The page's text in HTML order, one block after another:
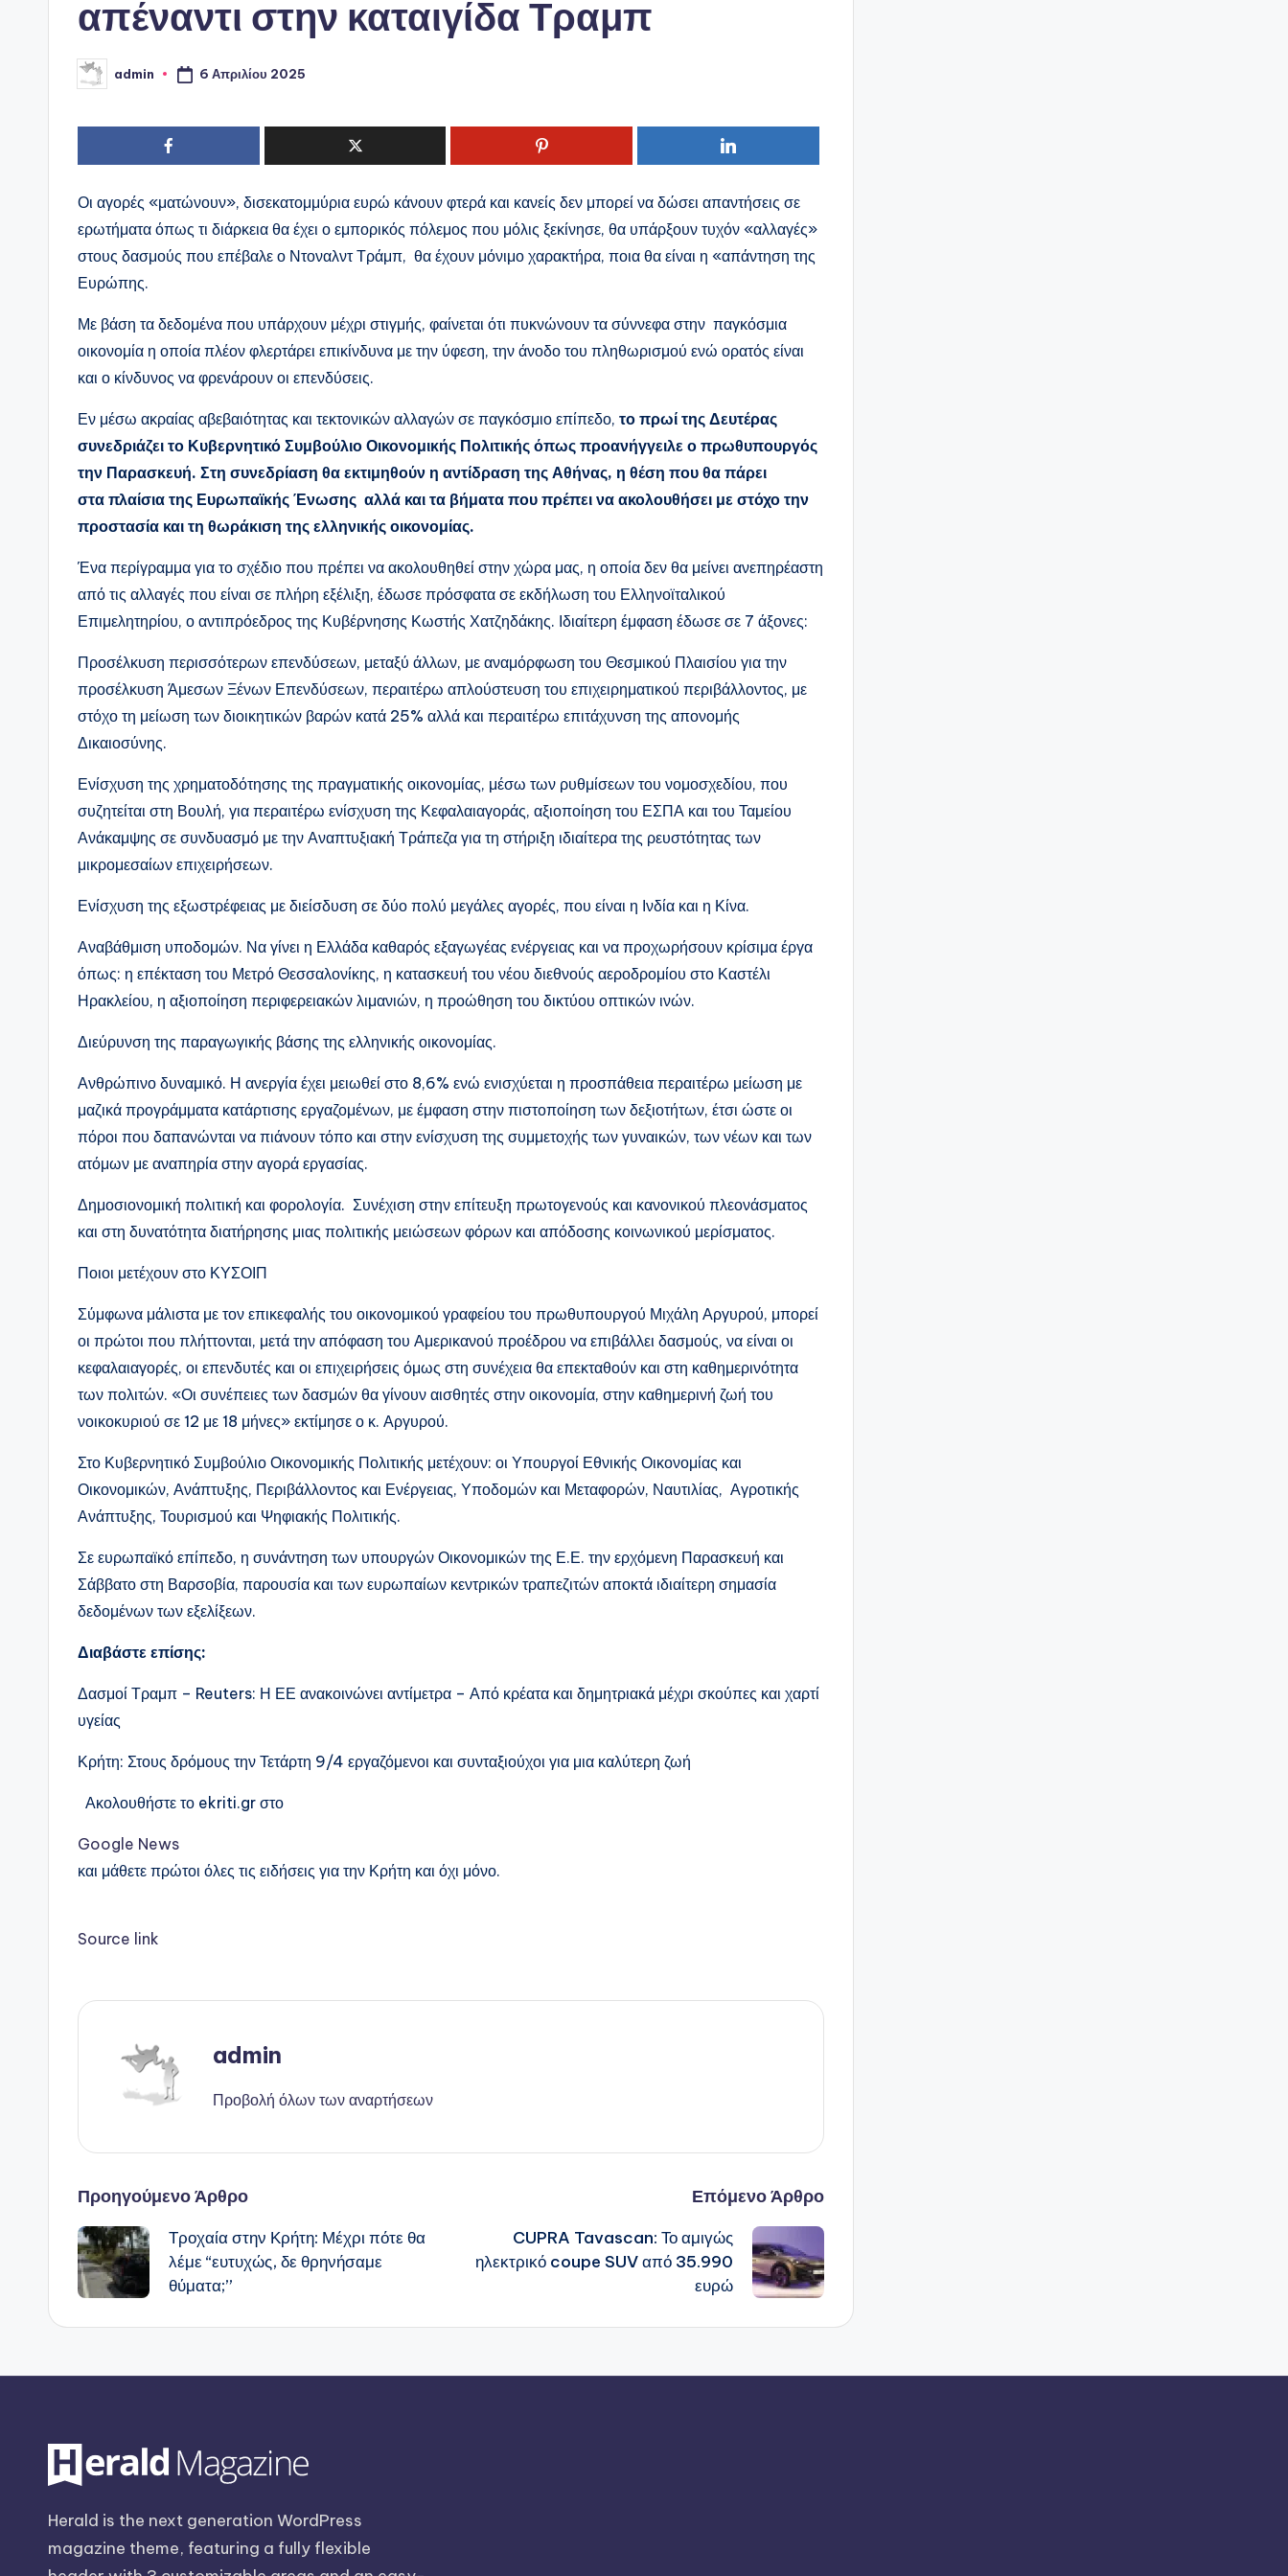
απέναντι στην καταιγίδα Τραμπ
Συγγραφέας:
admin 6 Απριλίου 2025
Οι αγορές «ματώνουν», δισεκατομμύρια ευρώ κάνουν φτερά και κανείς δεν μπορεί να δώσει απαντήσεις σε
ερωτήματα όπως τι διάρκεια θα έχει ο εμπορικός πόλεμος που μόλις ξεκίνησε, θα υπάρξουν τυχόν «αλλαγές»
στους δασμούς που επέβαλε ο Ντοναλντ Τράμπ, θα έχουν μόνιμο χαρακτήρα, ποια θα είναι η «απάντηση της
Ευρώπης.
Με βάση τα δεδομένα που υπάρχουν μέχρι στιγμής, φαίνεται ότι πυκνώνουν τα σύννεφα στην παγκόσμια
οικονομία η οποία πλέον φλερτάρει επικίνδυνα με την ύφεση, την άνοδο του πληθωρισμού ενώ ορατός είναι
και ο κίνδυνος να φρενάρουν οι επενδύσεις.
Εν μέσω ακραίας αβεβαιότητας και τεκτονικών αλλαγών σε παγκόσμιο επίπεδο, το πρωί της Δευτέρας
συνεδριάζει το Κυβερνητικό Συμβούλιο Οικονομικής Πολιτικής όπως προανήγγειλε ο πρωθυπουργός
την Παρασκευή. Στη συνεδρίαση θα εκτιμηθούν η αντίδραση της Αθήνας, η θέση που θα πάρει
στα πλαίσια της Ευρωπαϊκής Ένωσης αλλά και τα βήματα που πρέπει να ακολουθήσει με στόχο την
προστασία και τη θωράκιση της ελληνικής οικονομίας.
Ένα περίγραμμα για το σχέδιο που πρέπει να ακολουθηθεί στην χώρα μας, η οποία δεν θα μείνει ανεπηρέαστη
από τις αλλαγές που είναι σε πλήρη εξέλιξη, έδωσε πρόσφατα σε εκδήλωση του Ελληνοϊταλικού
Επιμελητηρίου, ο αντιπρόεδρος της Κυβέρνησης Κωστής Χατζηδάκης. Ιδιαίτερη έμφαση έδωσε σε 7 άξονες:
Προσέλκυση περισσότερων επενδύσεων, μεταξύ άλλων, με αναμόρφωση του Θεσμικού Πλαισίου για την
προσέλκυση Άμεσων Ξένων Επενδύσεων, περαιτέρω απλούστευση του επιχειρηματικού περιβάλλοντος, με
στόχο τη μείωση των διοικητικών βαρών κατά 25% αλλά και περαιτέρω επιτάχυνση της απονομής
Δικαιοσύνης.
Ενίσχυση της χρηματοδότησης της πραγματικής οικονομίας, μέσω των ρυθμίσεων του νομοσχεδίου, που
συζητείται στη Βουλή, για περαιτέρω ενίσχυση της Κεφαλαιαγοράς, αξιοποίηση του ΕΣΠΑ και του Ταμείου
Ανάκαμψης σε συνδυασμό με την Αναπτυξιακή Τράπεζα για τη στήριξη ιδιαίτερα της ρευστότητας των
μικρομεσαίων επιχειρήσεων.
Ενίσχυση της εξωστρέφειας με διείσδυση σε δύο πολύ μεγάλες αγορές, που είναι η Ινδία και η Κίνα.
Αναβάθμιση υποδομών. Να γίνει η Ελλάδα καθαρός εξαγωγέας ενέργειας και να προχωρήσουν κρίσιμα έργα
όπως: η επέκταση του Μετρό Θεσσαλονίκης, η κατασκευή του νέου διεθνούς αεροδρομίου στο Καστέλι
Ηρακλείου, η αξιοποίηση περιφερειακών λιμανιών, η προώθηση του δικτύου οπτικών ινών.
Διεύρυνση της παραγωγικής βάσης της ελληνικής οικονομίας.
Ανθρώπινο δυναμικό. Η ανεργία έχει μειωθεί στο 8,6% ενώ ενισχύεται η προσπάθεια περαιτέρω μείωση με
μαζικά προγράμματα κατάρτισης εργαζομένων, με έμφαση στην πιστοποίηση των δεξιοτήτων, έτσι ώστε οι
πόροι που δαπανώνται να πιάνουν τόπο και στην ενίσχυση της συμμετοχής των γυναικών, των νέων και των
ατόμων με αναπηρία στην αγορά εργασίας.
Δημοσιονομική πολιτική και φορολογία. Συνέχιση στην επίτευξη πρωτογενούς και κανονικού πλεονάσματος
και στη δυνατότητα διατήρησης μιας πολιτικής μειώσεων φόρων και απόδοσης κοινωνικού μερίσματος.
Ποιοι μετέχουν στο ΚΥΣΟΙΠ
Σύμφωνα μάλιστα με τον επικεφαλής του οικονομικού γραφείου του πρωθυπουργού Μιχάλη Αργυρού, μπορεί
οι πρώτοι που πλήττονται, μετά την απόφαση του Αμερικανού προέδρου να επιβάλλει δασμούς, να είναι οι
κεφαλαιαγορές, οι επενδυτές και οι επιχειρήσεις όμως στη συνέχεια θα επεκταθούν και στη καθημερινότητα
των πολιτών. «Οι συνέπειες των δασμών θα γίνουν αισθητές στην οικονομία, στην καθημερινή ζωή του
νοικοκυριού σε 12 με 18 μήνες» εκτίμησε ο κ. Αργυρού.
Στο Κυβερνητικό Συμβούλιο Οικονομικής Πολιτικής μετέχουν: οι Υπουργοί Εθνικής Οικονομίας και
Οικονομικών, Ανάπτυξης, Περιβάλλοντος και Ενέργειας, Υποδομών και Μεταφορών, Ναυτιλίας, Αγροτικής
Ανάπτυξης, Τουρισμού και Ψηφιακής Πολιτικής.
Σε ευρωπαϊκό επίπεδο, η συνάντηση των υπουργών Οικονομικών της Ε.Ε. την ερχόμενη Παρασκευή και
Σάββατο στη Βαρσοβία, παρουσία και των ευρωπαίων κεντρικών τραπεζιτών αποκτά ιδιαίτερη σημασία
δεδομένων των εξελίξεων.
Διαβάστε επίσης:
Δασμοί Τραμπ – Reuters: Η ΕΕ ανακοινώνει αντίμετρα – Από κρέατα και δημητριακά μέχρι σκούπες και χαρτί
υγείας
Κρήτη: Στους δρόμους την Τετάρτη 9/4 εργαζόμενοι και συνταξιούχοι για μια καλύτερη ζωή
Ακολουθήστε το ekriti.gr στο
Google News
και μάθετε πρώτοι όλες τις ειδήσεις για την Κρήτη και όχι μόνο.
Source link
admin
Προβολή όλων των αναρτήσεων
Πλοήγηση
δημοσιεύσεων
Προηγούμενο Άρθρο
Τροχαία στην Κρήτη: Μέχρι πότε θα
λέμε “ευτυχώς, δε θρηνήσαμε
θύματα;”
Επόμενο Άρθρο
CUPRA Tavascan: Το αμιγώς
ηλεκτρικό coupe SUV από 35.990
ευρώ
Herald is the next generation WordPress
magazine theme, featuring a fully flexible